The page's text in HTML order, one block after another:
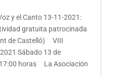
y el Canto 13-11-2021:
gratuita patrocinada
de Castelló) VIII
Sábado 13 de
horas La Asociación